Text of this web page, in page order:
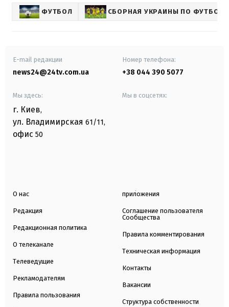
ФУТБОЛ СБОРНАЯ УКРАИНЫ ПО ФУТБОЛУ
E-mail редакции
news24@24tv.com.ua
Номер телефона:
+38 044 390 5077
Мы здесь:
г. Киев,
ул. Владимирская 61/11,
офис 50
Мы в соцсетях:
О нас
Редакция
Редакционная политика
О телеканале
Телеведущие
Рекламодателям
Правила пользования
приложения
Соглашение пользователя
Сообщества
Правила комментирования
Техническая информация
Контакты
Вакансии
Структура собственности